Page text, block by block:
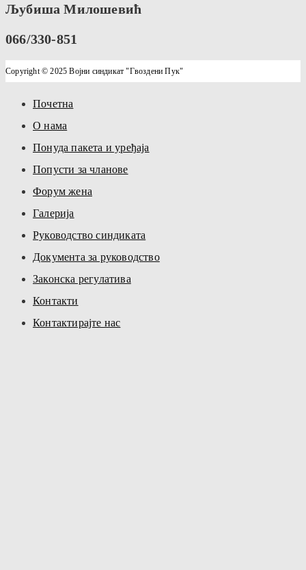
Љубиша Милошевић
066/330-851
Copyright © 2025 Војни синдикат "Гвоздени Пук"
Почетна
О нама
Понуда пакета и уређаја
Попусти за чланове
Форум жена
Галерија
Руководство синдиката
Документа за руководство
Законска регулатива
Контакти
Контактирајте нас